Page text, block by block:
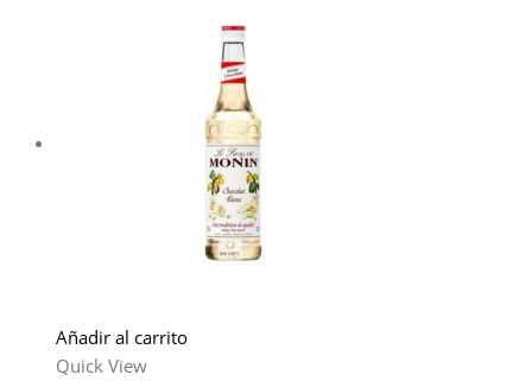
Añadir al carrito
Quick View